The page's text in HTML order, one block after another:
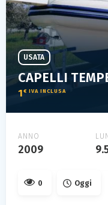
CAPELLI
1 € IVA INCLUSA
USATA
ANNO
2009
0 Oggi